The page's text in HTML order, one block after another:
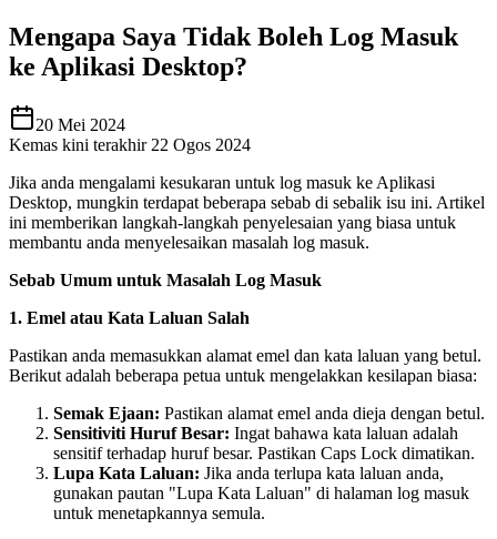
Mengapa Saya Tidak Boleh Log Masuk
ke Aplikasi Desktop?
20 Mei 2024
Kemas kini terakhir 22 Ogos 2024
Jika anda mengalami kesukaran untuk log masuk ke Aplikasi
Desktop, mungkin terdapat beberapa sebab di sebalik isu ini. Artikel
ini memberikan langkah-langkah penyelesaian yang biasa untuk
membantu anda menyelesaikan masalah log masuk.
Sebab Umum untuk Masalah Log Masuk
1. Emel atau Kata Laluan Salah
Pastikan anda memasukkan alamat emel dan kata laluan yang betul.
Berikut adalah beberapa petua untuk mengelakkan kesilapan biasa:
Semak Ejaan: Pastikan alamat emel anda dieja dengan betul.
Sensitiviti Huruf Besar: Ingat bahawa kata laluan adalah
sensitif terhadap huruf besar. Pastikan Caps Lock dimatikan.
Lupa Kata Laluan: Jika anda terlupa kata laluan anda,
gunakan pautan "Lupa Kata Laluan" di halaman log masuk
untuk menetapkannya semula.